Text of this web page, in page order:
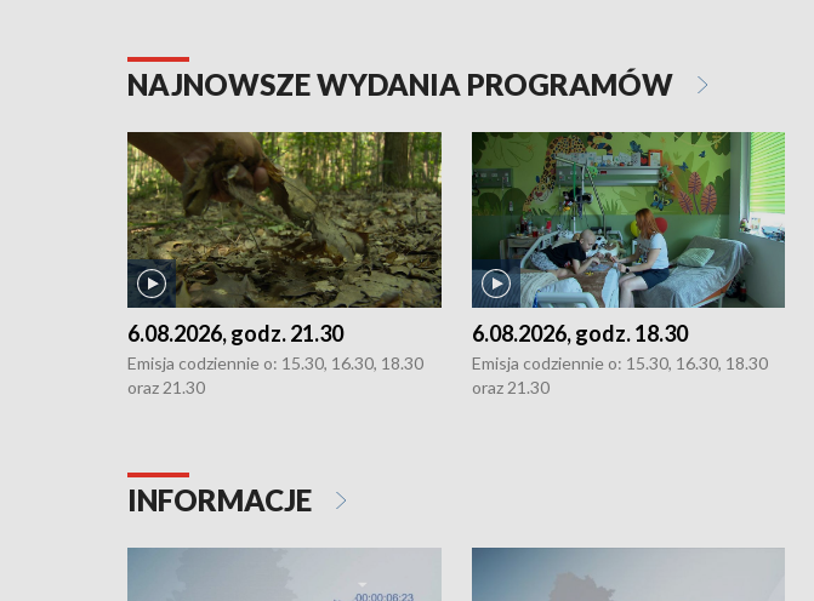
NAJNOWSZE WYDANIA PROGRAMÓW
6.08.2026, godz. 21.30
Emisja codziennie o: 15.30, 16.30, 18.30
oraz 21.30
6.08.2026, godz. 18.30
Emisja codziennie o: 15.30, 16.30, 18.30
oraz 21.30
INFORMACJE